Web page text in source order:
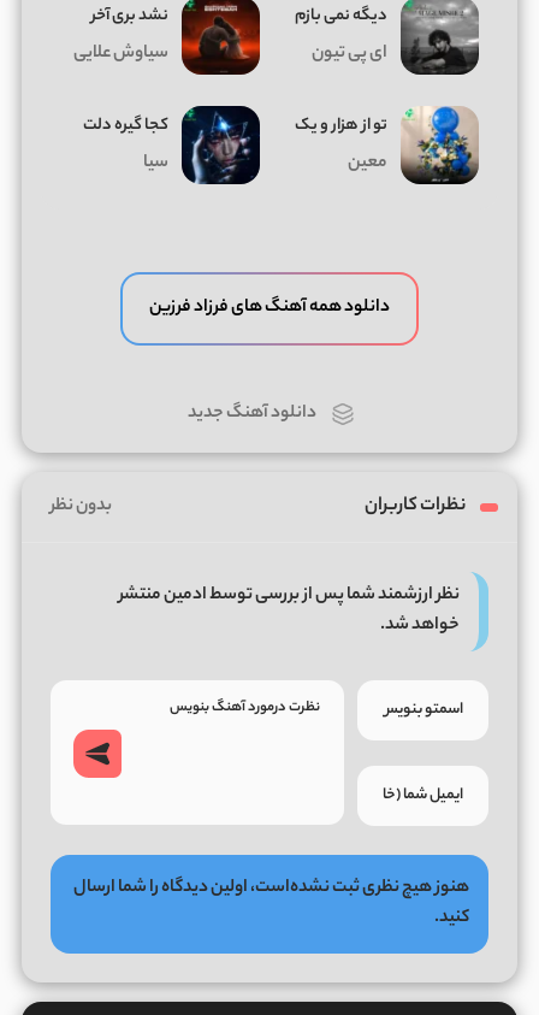
دیگه نمی بازم
ای پی تیون
نشد بری آخر
سیاوش علایی
تو از هزار و یک
معین
کجا گیره دلت
سیا
دانلود همه آهنگ های فرزاد فرزین
دانلود آهنگ جدید
نظرات کاربران بدون نظر
نظر ارزشمند شما پس از بررسی توسط ادمین منتشر
خواهد شد.
هنوز هیچ نظری ثبت نشده‌است، اولین دیدگاه را شما ارسال
کنید.